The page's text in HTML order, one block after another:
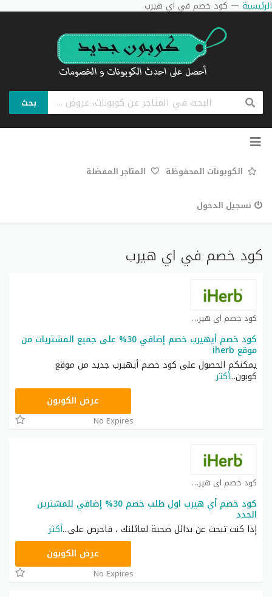
الرئيسية — كود خصم في اي هيرب
بحث
تخطي
الكوبونات المحفوظة المتاجر المفضلة
تسجيل الدخول
كود خصم في اي هيرب
كود خصم اي هيرب كوبون
كود خصم أيهيرب خصم إضافي 30% على جميع المشتريات من
موقع iherb
يمكنكم الحصول على كود خصم أيهيرب جديد من موقع
كوبون...أكثر
OBP3235عرض الكوبون
No Expires
كود خصم اي هيرب كوبون
كود خصم أي هيرب اول طلب خصم 30% إضافي للمشترين
الجدد
إذا كنت تبحث عن بدائل صحية لعائلتك ، فاحرص على...أكثر
OBP3235عرض الكوبون
No Expires